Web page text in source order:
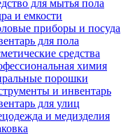
для мытья пола
и емкости
приборы и посуда
для пола
средства
химия
порошки
и инвентарь
для улиц
и медизделия